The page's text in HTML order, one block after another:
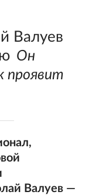
Валуев
Он
проявит
Валуев —